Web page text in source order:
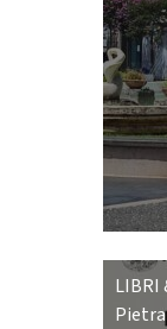
LIBRI